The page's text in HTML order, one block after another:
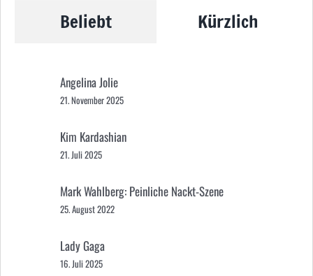
Beliebt Kürzlich
Angelina Jolie
21. November 2025
Kim Kardashian
21. Juli 2025
Mark Wahlberg: Peinliche Nackt-Szene
25. August 2022
Lady Gaga
16. Juli 2025